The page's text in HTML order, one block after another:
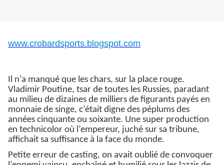
www.crobardsports.blogspot.com
Il n’a manqué que les chars, sur la place rouge.
Vladimir Poutine, tsar de toutes les Russies, paradant
au milieu de dizaines de milliers de figurants payés en
monnaie de singe, c’était digne des péplums des
années cinquante ou soixante. Une super production
en technicolor où l’empereur, juché sur sa tribune,
affichait sa suffisance à la face du monde.
Petite erreur de casting, on avait oublié de convoquer